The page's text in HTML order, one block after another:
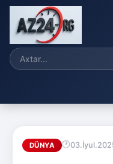
DÜNYA